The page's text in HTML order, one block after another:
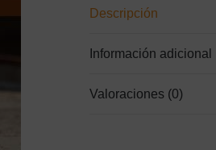
Descripción
Información adicional
Valoraciones (0)